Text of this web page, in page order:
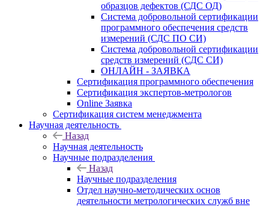
образцов дефектов (СДС ОД)
Система добровольной сертификации
программного обеспечения средств
измерений (СДС ПО СИ)
Система добровольной сертификации
средств измерений (СДС СИ)
ОНЛАЙН - ЗАЯВКА
Сертификация программного обеспечения
Сертификация экспертов-метрологов
Online Заявка
Сертификация систем менеджмента
Научная деятельность
Назад
Научная деятельность
Научные подразделения
Назад
Научные подразделения
Отдел научно-методических основ
деятельности метрологических служб вне